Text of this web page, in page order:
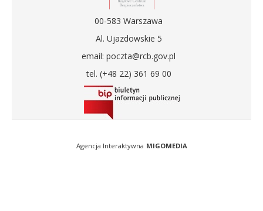
00-583 Warszawa
Al. Ujazdowskie 5
email: poczta@rcb.gov.pl
tel. (+48 22) 361 69 00
Agencja Interaktywna MIGOMEDIA